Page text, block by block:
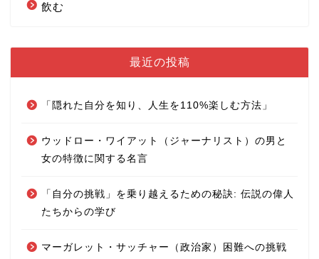
飲む
最近の投稿
「隠れた自分を知り、人生を110%楽しむ方法」
ウッドロー・ワイアット（ジャーナリスト）の男と
女の特徴に関する名言
「自分の挑戦」を乗り越えるための秘訣: 伝説の偉人
たちからの学び
マーガレット・サッチャー（政治家）困難への挑戦